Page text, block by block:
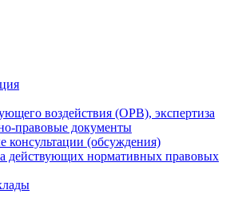
воздействия (ОРВ), экспертиза
правовые документы
консультации (обсуждения)
действующих нормативных правовых